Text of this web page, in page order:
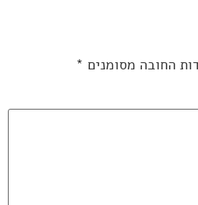
החובה מסומנים *